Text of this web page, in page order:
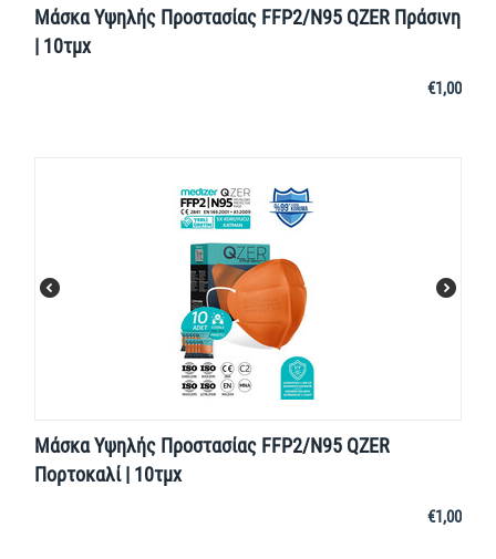
Μάσκα Υψηλής Προστασίας FFP2/N95 QZER Πράσινη
| 10τμχ
€1,00
Μάσκα Υψηλής Προστασίας FFP2/N95 QZER
Πορτοκαλί | 10τμχ
€1,00